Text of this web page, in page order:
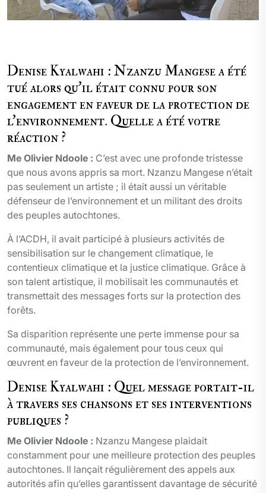
Denise Kyalwahi : Nzanzu Mangese a été
tué alors qu’il était connu pour son
engagement en faveur de la protection de
l’environnement. Quelle a été votre
réaction ?
Me Olivier Ndoole : C’est avec une profonde tristesse
que nous avons appris sa mort. Nzanzu Mangese n’était
pas seulement un artiste ; il était aussi un véritable
défenseur de l’environnement et un militant des droits
des peuples autochtones.
À l’ACDH, il avait participé à plusieurs activités de
sensibilisation sur le changement climatique, le
contentieux climatique et la justice climatique. Grâce à
son talent artistique, il mobilisait les communautés et
transmettait des messages forts sur la protection des
forêts.
Sa disparition représente une perte immense pour sa
communauté, mais également pour tous ceux qui
œuvrent en faveur de la protection de l’environnement.
Denise Kyalwahi : Quel message portait-il
à travers ses chansons et ses interventions
publiques ?
Me Olivier Ndoole : Nzanzu Mangese plaidait
constamment pour une meilleure protection des peuples
autochtones. Il lançait régulièrement des appels aux
autorités afin qu’elles garantissent davantage de sécurité